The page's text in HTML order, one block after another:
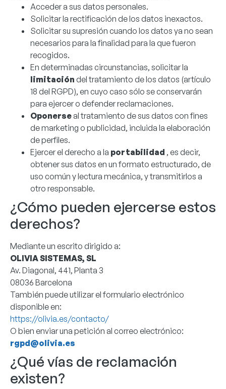
Acceder a sus datos personales.
Solicitar la rectificación de los datos inexactos.
Solicitar su supresión cuando los datos ya no sean
necesarios para la finalidad para la que fueron
recogidos.
En determinadas circunstancias, solicitar la
limitación del tratamiento de los datos (artículo
18 del RGPD), en cuyo caso sólo se conservarán
para ejercer o defender reclamaciones.
Oponerseal tratamiento de sus datos con fines
de marketing o publicidad, incluida la elaboración
de perfiles.
Ejercer el derecho a la portabilidad , es decir,
obtener sus datos en un formato estructurado, de
uso común y lectura mecánica, y transmitirlos a
otro responsable.
¿Cómo pueden ejercerse estos
derechos?
Mediante un escrito dirigido a:
OLIVIA SISTEMAS, SL
Av. Diagonal, 441, Planta 3
08036 Barcelona
También puede utilizar el formulario electrónico
disponible en:
https://olivia.es/contacto/
O bien enviar una petición al correo electrónico:
rgpd@olivia.es
¿Qué vías de reclamación
existen?